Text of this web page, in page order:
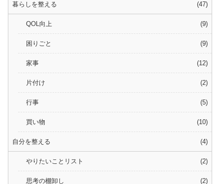
暮らしを整える 47
QOL向上 9
困りごと 9
家事 12
片付け 2
行事 5
買い物 10
自分を整える 4
やりたいことリスト 2
思考の棚卸し 2